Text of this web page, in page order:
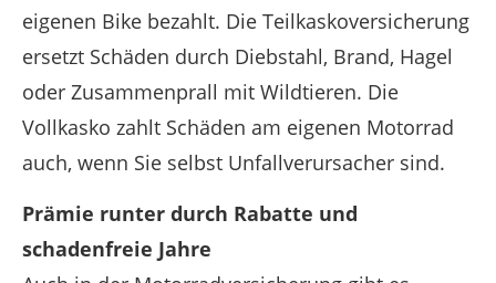
eigenen Bike bezahlt. Die Teilkaskoversicherung
ersetzt Schäden durch Diebstahl, Brand, Hagel
oder Zusammenprall mit Wildtieren. Die
Vollkasko zahlt Schäden am eigenen Motorrad
auch, wenn Sie selbst Unfallverursacher sind.
Prämie runter durch Rabatte und
schadenfreie Jahre